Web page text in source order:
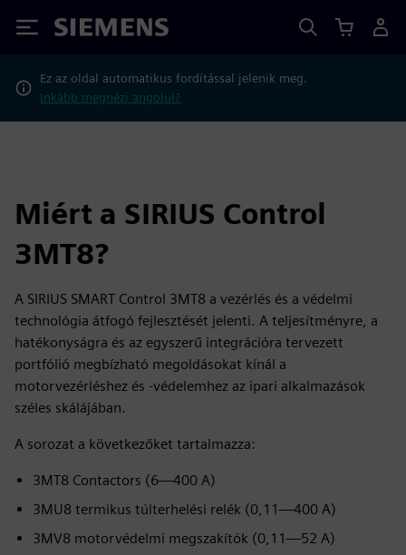
Siemens
Ez az oldal automatikus fordítással jelenik meg.
Inkább megnézi angolul?
Miért a SIRIUS Control
3MT8?
A SIRIUS SMART Control 3MT8 a vezérlés és a védelmi
technológia átfogó fejlesztését jelenti. A teljesítményre, a
hatékonyságra és az egyszerű integrációra tervezett
portfólió megbízható megoldásokat kínál a
motorvezérléshez és -védelemhez az ipari alkalmazások
széles skálájában.
A sorozat a következőket tartalmazza:
3MT8 Contactors (6—400 A)
3MU8 termikus túlterhelési relék (0,11—400 A)
3MV8 motorvédelmi megszakítók (0,11—52 A)